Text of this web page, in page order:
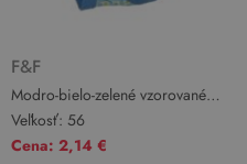
F&F
Modro-bielo-zelené vzorované
body F&F
Veľkosť: 56
Cena: 2,14 €